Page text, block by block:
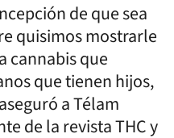
de que sea
quisimos mostrarle
cannabis que
que tienen hijos,
a Télam
de la revista THC y